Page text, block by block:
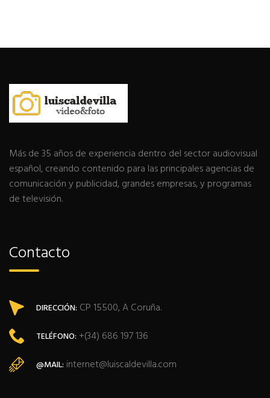
Más de 35 años de experiencia dentro del sector audiovisual
español, creando contenido para las principales agencias de
comunicación y publicidad, grandes empresas, y programas
de televisión.
Contacto
DIRECCIÓN: CP 15500, A Coruña.
TELÉFONO: +(34) 686 197 136
@MAIL: internet@luiscaldevilla.com